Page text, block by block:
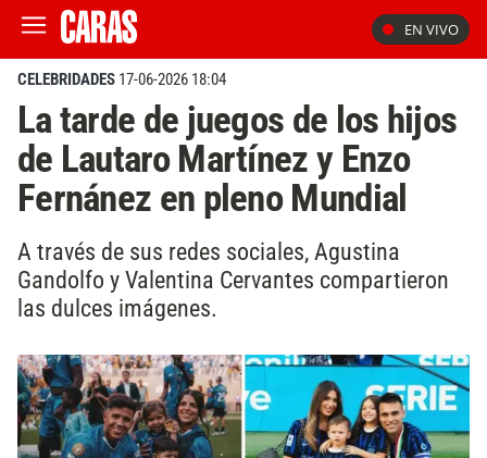
EN VIVO
CELEBRIDADES 17-06-2026 18:04
La tarde de juegos de los hijos
de Lautaro Martínez y Enzo
Fernánez en pleno Mundial
A través de sus redes sociales, Agustina
Gandolfo y Valentina Cervantes compartieron
las dulces imágenes.